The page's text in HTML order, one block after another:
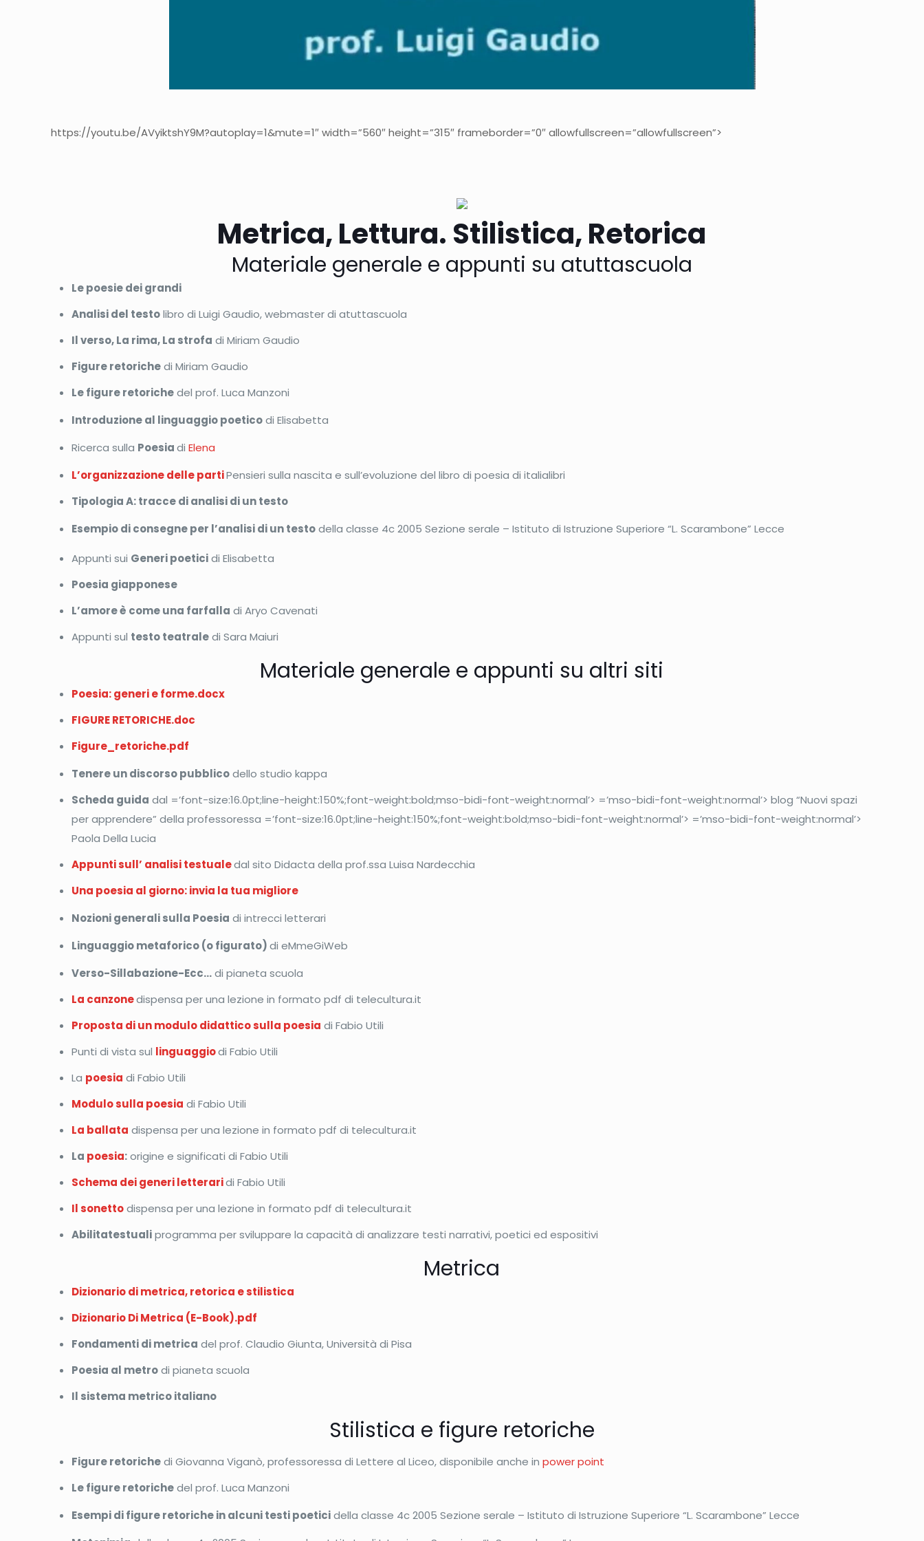
https://youtu.be/AVyiktshY9M?autoplay=1&mute=1″ width=”560″ height=”315″ frameborder=”0″ allowfullscreen=”allowfullscreen”>
Metrica, Lettura. Stilistica, Retorica
Materiale generale e appunti su atuttascuola
Le poesie dei grandi
Analisi del testolibro di Luigi Gaudio, webmaster di atuttascuola
Il verso, La rima, La strofa di Miriam Gaudio
Figure retorichedi Miriam Gaudio
Le figure retorichedel prof. Luca Manzoni
Introduzione al linguaggio poeticodi Elisabetta
Ricerca sulla PoesiadiElena
L’organizzazione delle partiPensieri sulla nascita e sull’evoluzione del libro di poesia di italialibri
Tipologia A: tracce di analisi di un testo
Esempio di consegne per l’analisi di un testodella classe 4c 2005 Sezione serale – Istituto di Istruzione Superiore “L. Scarambone” Lecce
Appunti sui Generi poeticidi Elisabetta
Poesia giapponese
L’amore è come una farfalla di Aryo Cavenati
Appunti sul testo teatraledi Sara Maiuri
Materiale generale e appunti su altri siti
Poesia: generi e forme.docx
FIGURE RETORICHE.doc
Figure_retoriche.pdf
Tenere un discorso pubblicodello studio kappa
Scheda guida dal =’font-size:16.0pt;line-height:150%;font-weight:bold;mso-bidi-font-weight:normal’> =’mso-bidi-font-weight:normal’> blog “Nuovi spazi
per apprendere” della professoressa =’font-size:16.0pt;line-height:150%;font-weight:bold;mso-bidi-font-weight:normal’> =’mso-bidi-font-weight:normal’>
Paola Della Lucia
Appunti sull’ analisi testualedal sito Didacta della prof.ssa Luisa Nardecchia
Una poesia al giorno: invia la tua migliore
Nozioni generali sulla Poesia di intrecci letterari
Linguaggio metaforico (o figurato)di eMmeGiWeb
Verso-Sillabazione-Ecc…di pianeta scuola
La canzonedispensa per una lezione in formato pdf di telecultura.it
Proposta di un modulo didattico sulla poesia di Fabio Utili
Punti di vista sul linguaggiodi Fabio Utili
La poesia di Fabio Utili
Modulo sulla poesia di Fabio Utili
La ballata dispensa per una lezione in formato pdf di telecultura.it
La poesia:origine e significati di Fabio Utili
Schema dei generi letteraridi Fabio Utili
Il sonettodispensa per una lezione in formato pdf di telecultura.it
Abilitatestualiprogramma per sviluppare la capacità di analizzare testi narrativi, poetici ed espositivi
Metrica
Dizionario di metrica, retorica e stilistica
Dizionario Di Metrica (E-Book).pdf
Fondamenti di metrica del prof. Claudio Giunta, Università di Pisa
Poesia al metrodi pianeta scuola
Il sistema metrico italiano
Stilistica e figure retoriche
Figure retorichedi Giovanna Viganò, professoressa di Lettere al Liceo, disponibile anche inpower point
Le figure retorichedel prof. Luca Manzoni
Esempi di figure retoriche in alcuni testi poeticidella classe 4c 2005 Sezione serale – Istituto di Istruzione Superiore “L. Scarambone” Lecce